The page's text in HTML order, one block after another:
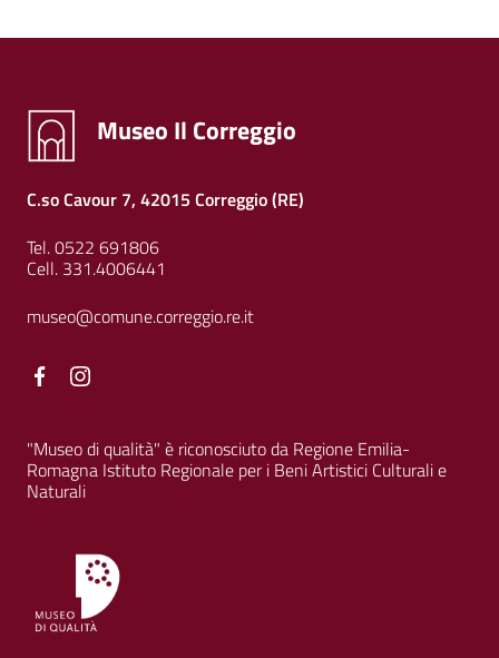
Museo Il Correggio
C.so Cavour 7, 42015 Correggio (RE)
Tel. 0522 691806
Cell. 331.4006441
museo@comune.correggio.re.it
Facebook
"Museo di qualità" è riconosciuto da Regione Emilia-
Romagna Istituto Regionale per i Beni Artistici Culturali e
Naturali